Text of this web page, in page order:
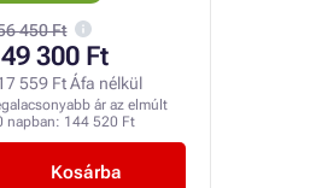
450 Ft
300 Ft
559 Ft Áfa nélkül
ár az elmúlt
napban: 144 520 Ft
Kosárba